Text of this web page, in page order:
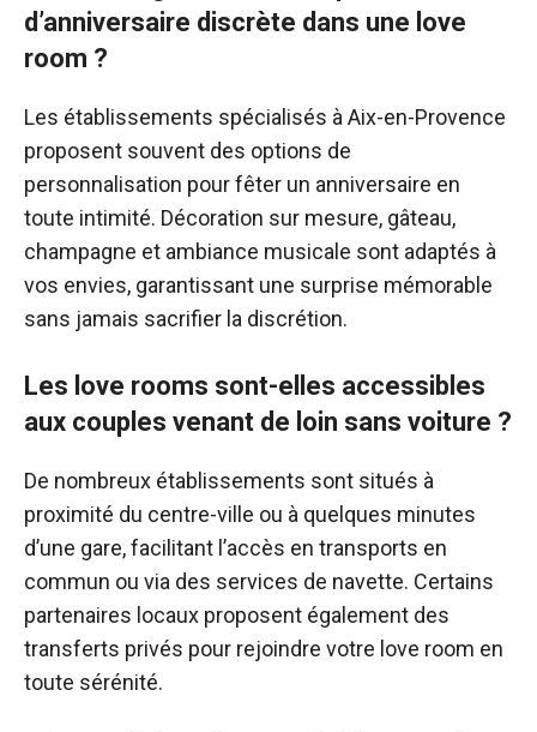
d’anniversaire discrète dans une love
room ?
Les établissements spécialisés à Aix-en-Provence
proposent souvent des options de
personnalisation pour fêter un anniversaire en
toute intimité. Décoration sur mesure, gâteau,
champagne et ambiance musicale sont adaptés à
vos envies, garantissant une surprise mémorable
sans jamais sacrifier la discrétion.
Les love rooms sont-elles accessibles
aux couples venant de loin sans voiture ?
De nombreux établissements sont situés à
proximité du centre-ville ou à quelques minutes
d’une gare, facilitant l’accès en transports en
commun ou via des services de navette. Certains
partenaires locaux proposent également des
transferts privés pour rejoindre votre love room en
toute sérénité.